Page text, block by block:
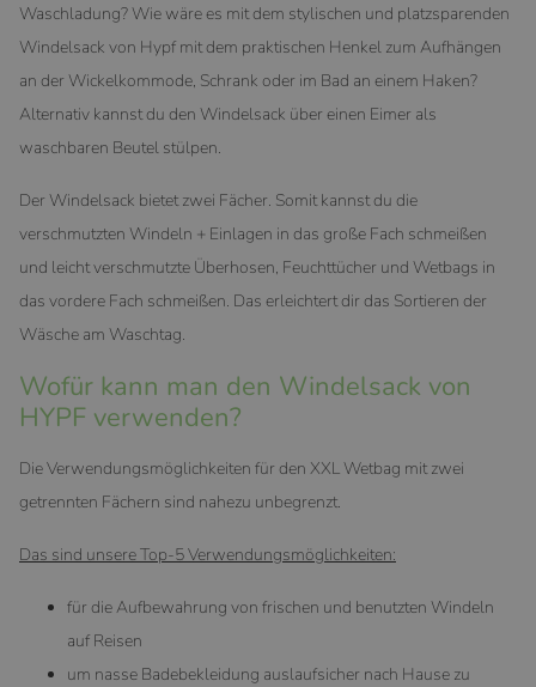
Waschladung? Wie wäre es mit dem stylischen und platzsparenden
Windelsack von Hypf mit dem praktischen Henkel zum Aufhängen
an der Wickelkommode, Schrank oder im Bad an einem Haken?
Alternativ kannst du den Windelsack über einen Eimer als
waschbaren Beutel stülpen.
Der Windelsack bietet zwei Fächer. Somit kannst du die
verschmutzten Windeln + Einlagen in das große Fach schmeißen
und leicht verschmutzte Überhosen, Feuchttücher und Wetbags in
das vordere Fach schmeißen. Das erleichtert dir das Sortieren der
Wäsche am Waschtag.
Wofür kann man den Windelsack von
HYPF verwenden?
Die Verwendungsmöglichkeiten für den XXL Wetbag mit zwei
getrennten Fächern sind nahezu unbegrenzt.
Das sind unsere Top-5 Verwendungsmöglichkeiten:
für die Aufbewahrung von frischen und benutzten Windeln
auf Reisen
um nasse Badebekleidung auslaufsicher nach Hause zu